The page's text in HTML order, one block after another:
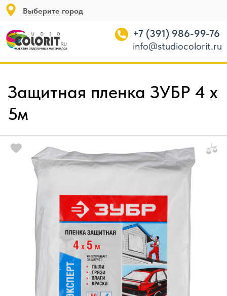
Выберите город
+7 (391) 986-99-76
info@studiocolorit.ru
Защитная пленка ЗУБР 4 х
5м